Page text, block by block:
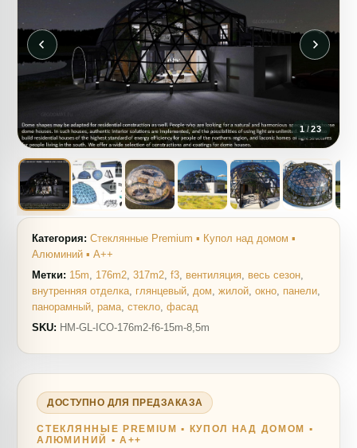
1 /23
Категория: Стеклянные Premium ▪ Купол над домом ▪
Алюминий ▪ A++
Метки: 15m, 176m2,317m2,f3, вентиляция, весь сезон,
внутренняя отделка, глянцевый,дом,жилой,окно, панели,
панорамный,рама,стекло,фасад
SKU: HM-GL-ICO-176m2-f6-15m-8,5m
ДОСТУПНО ДЛЯ ПРЕДЗАКАЗА
СТЕКЛЯННЫЕ PREMIUM ▪ КУПОЛ НАД ДОМОМ ▪
АЛЮМИНИЙ ▪ A++